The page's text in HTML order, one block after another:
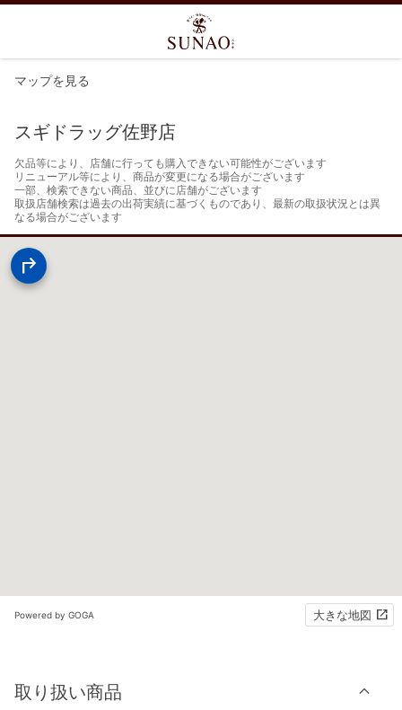
マップを見る
スギドラッグ佐野店
欠品等により、店舗に行っても購入できない可能性がございます
リニューアル等により、商品が変更になる場合がございます
一部、検索できない商品、並びに店舗がございます
取扱店舗検索は過去の出荷実績に基づくものであり、最新の取扱状況とは異
なる場合がございます
Powered by GOGA 大きな地図
取り扱い商品